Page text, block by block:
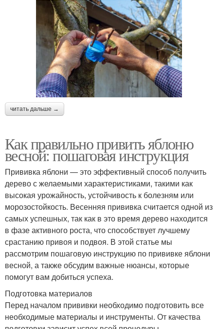
читать дальше →
Как правильно привить яблоню
весной: пошаговая инструкция
Прививка яблони — это эффективный способ получить
дерево с желаемыми характеристиками, такими как
высокая урожайность, устойчивость к болезням или
морозостойкость. Весенняя прививка считается одной из
самых успешных, так как в это время дерево находится
в фазе активного роста, что способствует лучшему
срастанию привоя и подвоя. В этой статье мы
рассмотрим пошаговую инструкцию по прививке яблони
весной, а также обсудим важные нюансы, которые
помогут вам добиться успеха.
Подготовка материалов
Перед началом прививки необходимо подготовить все
необходимые материалы и инструменты. От качества